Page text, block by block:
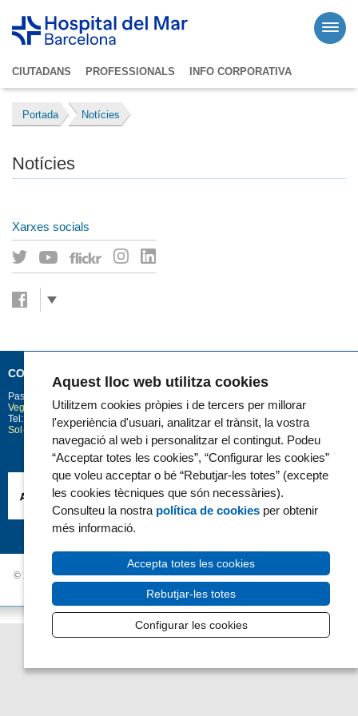
CIUTADANS PROFESSIONALS INFO CORPORATIVA
Portada Notícies
Notícies
Xarxes socials
CONTACTE
Passeig Marítim 25-29
Vegeu la situació a Google Maps
Tel: 93 248 30 00 · Fax: 93 248 32 54
Sol·licitud d'informació
© 2006 - 2026 Hospital del Mar ·Avís Legal i Privacitat de dades|Política de
Cookies
Accessibilitat
Aquest lloc web utilitza cookies
Utilitzem cookies pròpies i de tercers per millorar
l'experiència d'usuari, analitzar el trànsit, la vostra
navegació al web i personalitzar el contingut. Podeu
“Acceptar totes les cookies”, “Configurar les cookies”
que voleu acceptar o bé “Rebutjar-les totes” (excepte
les cookies tècniques que són necessàries).
Consulteu la nostra política de cookies per obtenir
més informació.
Accepta totes les cookies
Rebutjar-les totes
Configurar les cookies